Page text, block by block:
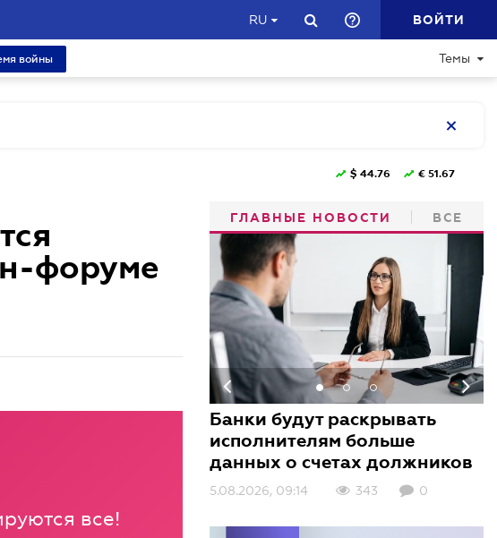
RU ВОЙТИ
войны Темы
$ 44.76 € 51.67
форуме
все!
ГЛАВНЫЕ НОВОСТИ ВСЕ
Банки будут раскрывать
исполнителям больше
данных о счетах должников
5.08.2026, 09:14 343 0
3.08.2026, 10:01 405 0
3.08.2026, 09:00 154 0